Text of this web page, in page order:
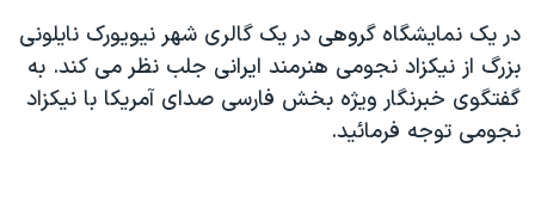
صفحه
اصلی
جهش
جستجو
جهان
ورزشی
گزیده‌ها
صفحه‌های ویژه
جام جهانی ۲۰۲۶
عملیات خشم حماسی
فرکانس‌های صدای آمریکا
پخش رادیویی
در يک نمايشگاه گروهی در يک گالری شهر نيويورک نايلونی
بزرگ از نيکزاد نجومی هنرمند ايرانی جلب نظر می کند. به
گفتگوی خبرنگار ويژه بخش فارسی صدای آمريکا با نيکزاد
نجومی توجه فرمائيد.